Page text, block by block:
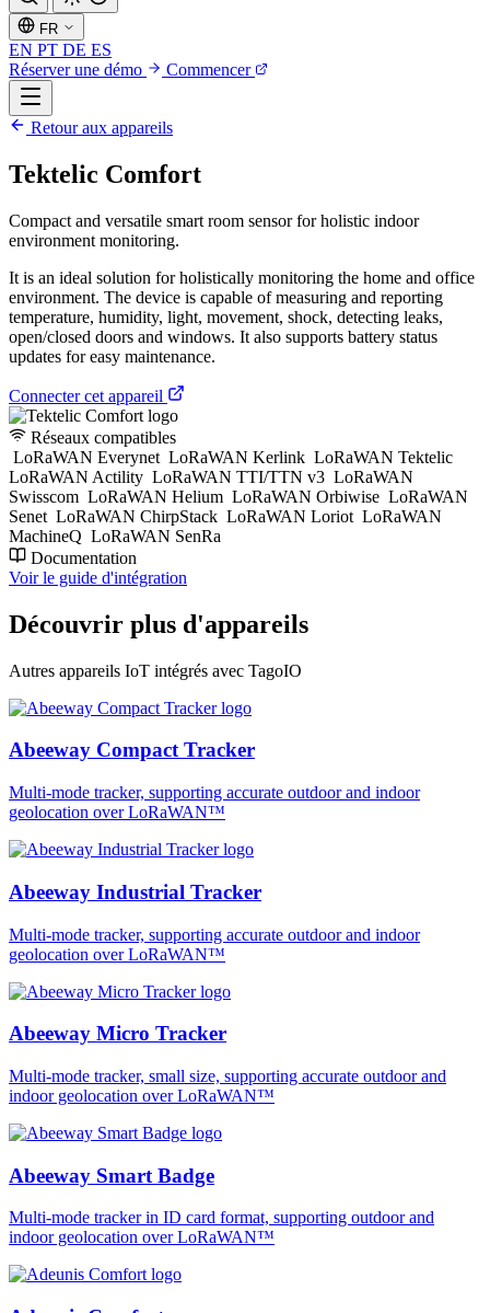
FR
EN PT DE ES
Réserver une démo
Commencer
Retour aux appareils
Tektelic Comfort
Compact and versatile smart room sensor for holistic indoor
environment monitoring.
It is an ideal solution for holistically monitoring the home and office
environment. The device is capable of measuring and reporting
temperature, humidity, light, movement, shock, detecting leaks,
open/closed doors and windows. It also supports battery status
updates for easy maintenance.
Connecter cet appareil
Réseaux compatibles
LoRaWAN Everynet LoRaWAN Kerlink LoRaWAN Tektelic
LoRaWAN Actility LoRaWAN TTI/TTN v3 LoRaWAN
Swisscom LoRaWAN Helium LoRaWAN Orbiwise LoRaWAN
Senet LoRaWAN ChirpStack LoRaWAN Loriot LoRaWAN
MachineQ LoRaWAN SenRa
Documentation
Voir le guide d'intégration
Découvrir plus d'appareils
Autres appareils IoT intégrés avec TagoIO
Abeeway Compact Tracker
Multi-mode tracker, supporting accurate outdoor and indoor
geolocation over LoRaWAN™
Abeeway Industrial Tracker
Multi-mode tracker, supporting accurate outdoor and indoor
geolocation over LoRaWAN™
Abeeway Micro Tracker
Multi-mode tracker, small size, supporting accurate outdoor and
indoor geolocation over LoRaWAN™
Abeeway Smart Badge
Multi-mode tracker in ID card format, supporting outdoor and
indoor geolocation over LoRaWAN™